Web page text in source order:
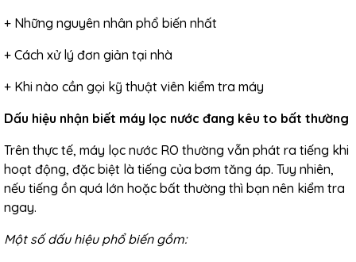
+ Những nguyên nhân phổ biến nhất
+ Cách xử lý đơn giản tại nhà
+ Khi nào cần gọi kỹ thuật viên kiểm tra máy
Dấu hiệu nhận biết máy lọc nước đang kêu to bất thường
Trên thực tế, máy lọc nước RO thường vẫn phát ra tiếng khi
hoạt động, đặc biệt là tiếng của bơm tăng áp. Tuy nhiên,
nếu tiếng ồn quá lớn hoặc bất thường thì bạn nên kiểm tra
ngay.
Một số dấu hiệu phổ biến gồm: